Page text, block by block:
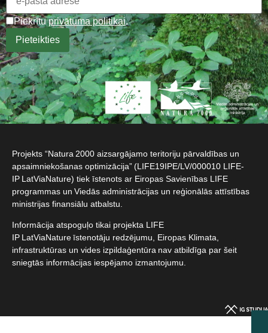
Piekrītuprivātuma politikai.
Projekts “Natura 2000 aizsargājamo teritoriju pārvaldības un
apsaimniekošanas optimizācija” (LIFE19IPE/LV/000010 LIFE-
IP LatViaNature) tiek īstenots ar Eiropas Savienības LIFE
programmas un Viedās administrācijas un reģionālās attīstības
ministrijas finansiālu atbalstu.​
Informācija atspoguļo tikai projekta LIFE
IP LatViaNature īstenotāju redzējumu, Eiropas Klimata,
infrastruktūras un vides izpildaģentūra nav atbildīga par šeit
sniegtās informācijas iespējamo izmantojumu.​